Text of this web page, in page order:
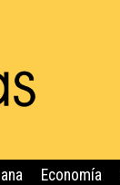
Economía